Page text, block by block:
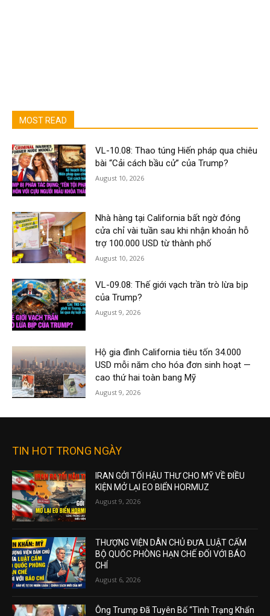
MOST READ
VL-10.08: Thao túng Hiến pháp qua chiêu
bài “Cải cách bầu cử” của Trump?
August 10, 2026
Nhà hàng tại California bất ngờ đóng
cửa chỉ vài tuần sau khi nhận khoản hỗ
trợ 100.000 USD từ thành phố
August 10, 2026
VL-09.08: Thế giới vạch trần trò lừa bịp
của Trump?
August 9, 2026
Hộ gia đình California tiêu tốn 34.000
USD mỗi năm cho hóa đơn sinh hoạt —
cao thứ hai toàn bang Mỹ
August 9, 2026
TIN HOT TRONG NGÀY
IRAN GỞI TỐI HẬU THƯ CHO MỸ VỀ ĐIỀU
KIỆN MỞ LẠI EO BIỂN HORMUZ
August 9, 2026
THƯỢNG VIỆN DÂN CHỦ ĐƯA LUẬT CẤM
BỘ QUỐC PHÒNG HẠN CHẾ ĐỐI VỚI BÁO
CHÍ
August 6, 2026
Ông Trump Đã Tuyên Bố “Tình Trạng Khẩn